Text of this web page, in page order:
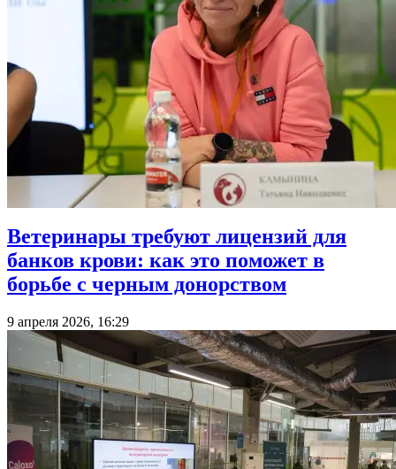
Ветеринары требуют лицензий для
банков крови: как это поможет в
борьбе с черным донорством
9 апреля 2026, 16:29